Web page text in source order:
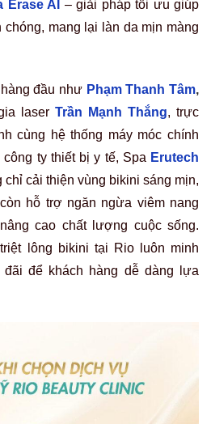
Erase AI
– giải pháp tối ưu giúp
chóng, mang lại làn da mịn màng
đầu như Phạm Thanh Tâm,
laser Trần Mạnh Thắng, trực
cùng hệ thống máy móc chính
ty thiết bị y tế, Spa Erutech
chỉ cải thiện vùng bikini sáng mịn,
hỗ trợ ngăn ngừa viêm nang
cao chất lượng cuộc sống.
lông bikini tại Rio luôn minh
để khách hàng dễ dàng lựa